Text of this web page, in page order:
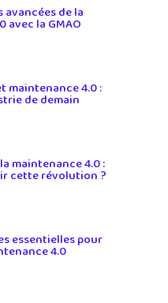
de la
avec la GMAO
maintenance 4.0 :
de demain
maintenance 4.0 :
cette révolution ?
essentielles pour
4.0